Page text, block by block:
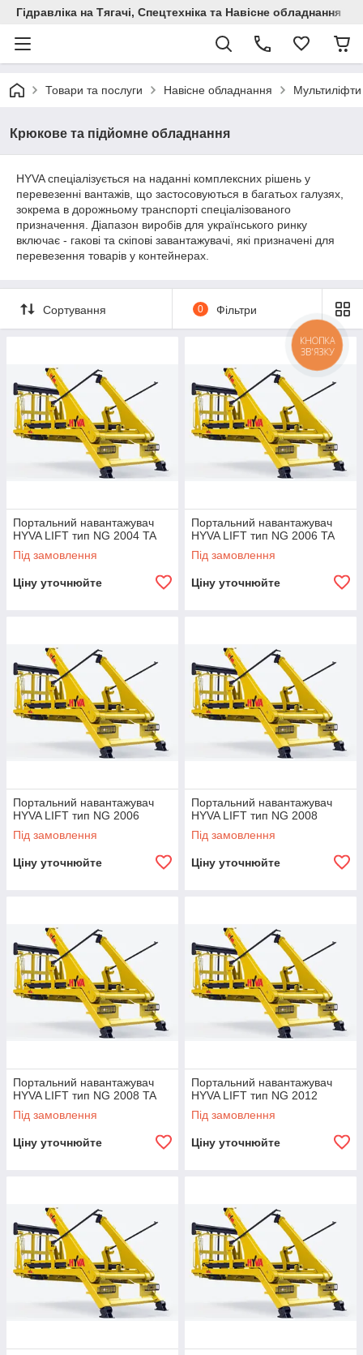
Гідравліка на Тягачі, Спецтехніка та Навісне обладнання
Товари та послуги Навісне обладнання
Крюкове та підйомне обладнання
HYVA спеціалізується на наданні комплексних рішень у
перевезенні вантажів, що застосовуються в багатьох галузях,
зокрема в дорожньому транспорті спеціалізованого
призначення. Діапазон виробів для українського ринку
включає - гакові та скіпові завантажувачі, які призначені для
перевезення товарів у контейнерах.
Сортування 0 Фільтри
Портальний навантажувач
HYVA LIFT тип NG 2004 TA
Під замовлення
Ціну уточнюйте
Портальний навантажувач
HYVA LIFT тип NG 2006 TA
Під замовлення
Ціну уточнюйте
Портальний навантажувач
HYVA LIFT тип NG 2006
Під замовлення
Ціну уточнюйте
Портальний навантажувач
HYVA LIFT тип NG 2008
Під замовлення
Ціну уточнюйте
Портальний навантажувач
HYVA LIFT тип NG 2008 TA
Під замовлення
Ціну уточнюйте
Портальний навантажувач
HYVA LIFT тип NG 2012
Під замовлення
Ціну уточнюйте
КНОПКА
ЗВ'ЯЗКУ